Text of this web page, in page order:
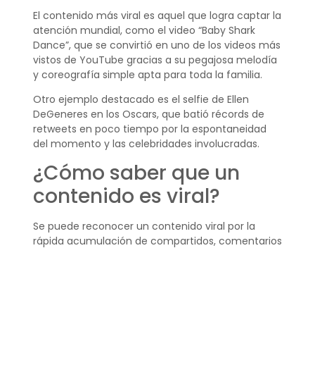
El contenido más viral es aquel que logra captar la
atención mundial, como el video “Baby Shark
Dance”, que se convirtió en uno de los videos más
vistos de YouTube gracias a su pegajosa melodía
y coreografía simple apta para toda la familia.
Otro ejemplo destacado es el selfie de Ellen
DeGeneres en los Oscars, que batió récords de
retweets en poco tiempo por la espontaneidad
del momento y las celebridades involucradas.
¿Cómo saber que un
contenido es viral?
Se puede reconocer un contenido viral por la
rápida acumulación de compartidos, comentarios